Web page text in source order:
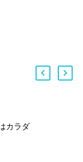
カラダ
知っ